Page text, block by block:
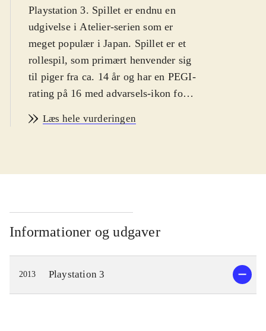
Playstation 3. Spillet er endnu en
udgivelse i Atelier-serien som er
meget populær i Japan. Spillet er et
rollespil, som primært henvender sig
til piger fra ca. 14 år og har en PEGI-
rating på 16 med advarsels-ikon for
Spillets hovedperson er den ensomme
ude på landet. Hendes bedstefar er
forsvundet. Spillets mål er derfor at
genforene Ayesha med sin lillesøster.
En dag da Ayesha besøger Nio's
gravsted, finder hun ud af at hun
muligvis stadig er i live og
eftersøgningen kan begynde. Dette
Læs hele vurderingen
Informationer og udgaver
2013 Playstation 3